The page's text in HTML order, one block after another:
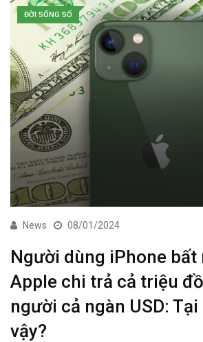
ĐỜI SỐNG SỐ
News 08/01/2024
Người dùng iPhone bất
Apple chi trả cả triệu
người cả ngàn USD:
vậy?